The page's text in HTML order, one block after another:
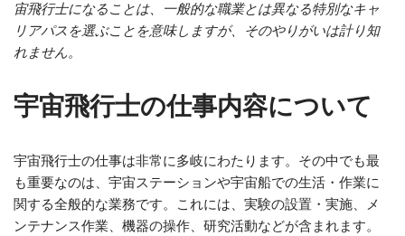
宙飛行士になることは、一般的な職業とは異なる特別なキャ
リアパスを選ぶことを意味しますが、そのやりがいは計り知
れません。
宇宙飛行士の仕事内容について
宇宙飛行士の仕事は非常に多岐にわたります。その中でも最
も重要なのは、宇宙ステーションや宇宙船での生活・作業に
関する全般的な業務です。これには、実験の設置・実施、メ
ンテナンス作業、機器の操作、研究活動などが含まれます。